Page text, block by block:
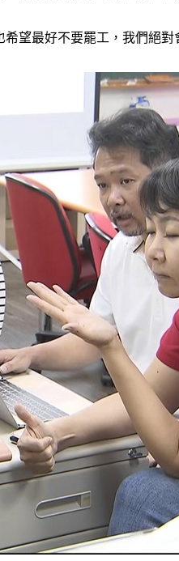
望最好不要罷工，我們絕對